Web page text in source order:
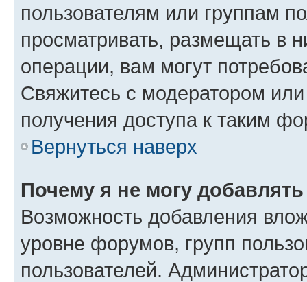
пользователям или группам
просматривать, размещать в
операции, вам могут
Свяжитесь с модератором
получения доступа к таким
Вернуться наверх
Почему я не могу
Возможность добавления
уровне форумов, групп
пользователей.